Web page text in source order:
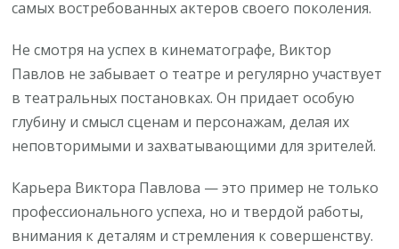
самых востребованных актеров своего поколения.
Не смотря на успех в кинематографе, Виктор
Павлов не забывает о театре и регулярно участвует
в театральных постановках. Он придает особую
глубину и смысл сценам и персонажам, делая их
неповторимыми и захватывающими для зрителей.
Карьера Виктора Павлова — это пример не только
профессионального успеха, но и твердой работы,
внимания к деталям и стремления к совершенству.